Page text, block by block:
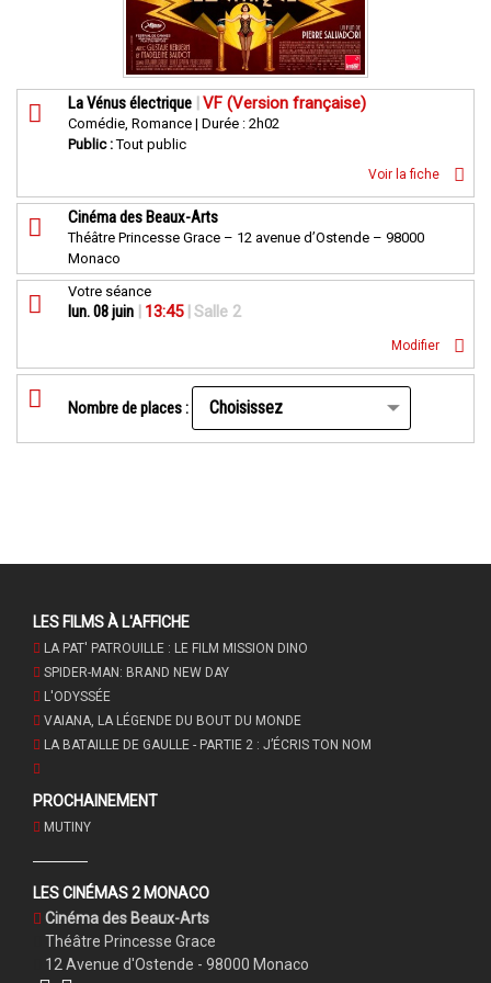
La Vénus électrique VF (Version française)
Comédie, Romance | Durée : 2h02
Public :Tout public
Voir la fiche
Cinéma des Beaux-Arts
Théâtre Princesse Grace – 12 avenue d’Ostende – 98000
Monaco
Votre séance
lun. 08 juin 13:45 Salle 2
Modifier
Nombre de places :
LES FILMS À L'AFFICHE
LA PAT' PATROUILLE : LE FILM MISSION DINO
SPIDER-MAN: BRAND NEW DAY
L'ODYSSÉE
VAIANA, LA LÉGENDE DU BOUT DU MONDE
LA BATAILLE DE GAULLE - PARTIE 2 : J’ÉCRIS TON NOM
PROCHAINEMENT
MUTINY
LES CINÉMAS 2 MONACO
Cinéma des Beaux-Arts
Théâtre Princesse Grace
12 Avenue d'Ostende - 98000 Monaco